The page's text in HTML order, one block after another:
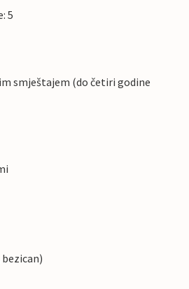
5
smještajem (do četiri godine